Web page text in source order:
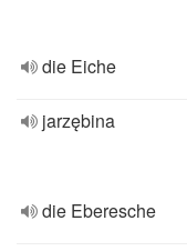
die Eiche
jarzębina
die Eberesche